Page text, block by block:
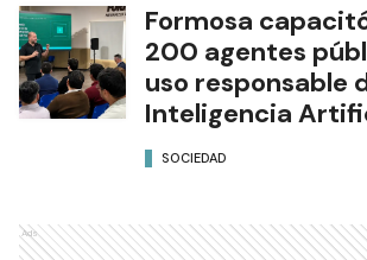
Formosa
200 agentes
uso responsable
Inteligencia
SOCIEDAD
Ads